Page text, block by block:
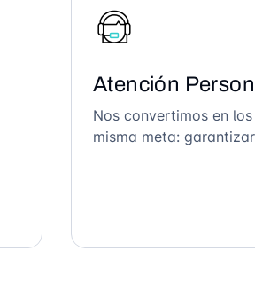
Atención
Nos convertimos en
misma meta: